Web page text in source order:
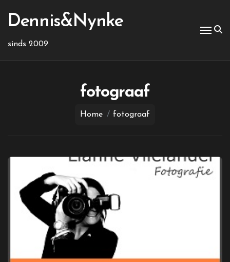
naar
inhoud
Dennis&Nynke
sinds 2009
fotograaf
Home fotograaf